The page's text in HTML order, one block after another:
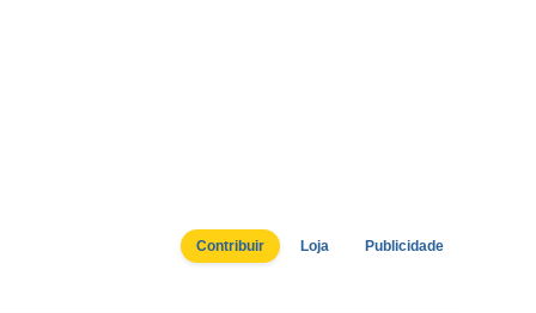
Contribuir Loja Publicidade